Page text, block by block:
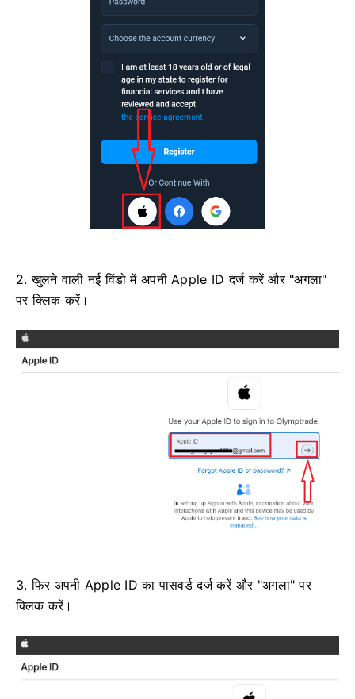
2. खुलने वाली नई विंडो में अपनी Apple ID दर्ज करें और "अगला"
पर क्लिक करें।
3. फिर अपनी Apple ID का पासवर्ड दर्ज करें और "अगला" पर
क्लिक करें।